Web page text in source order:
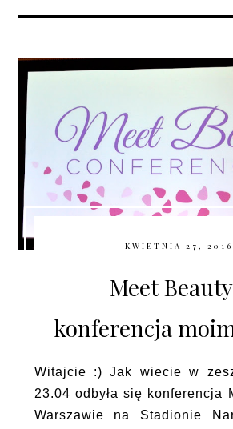
KWIETNIA 27, 2016
Meet
konferencja
Witajcie :) Jak wiecie w
23.04 odbyła się konferencja
Warszawie na Stadionie